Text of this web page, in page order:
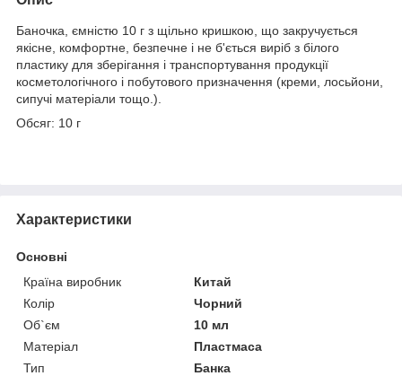
Баночка, ємністю 10 г з щільно кришкою, що закручується
якісне, комфортне, безпечне і не б'ється виріб з білого
пластику для зберігання і транспортування продукції
косметологічного і побутового призначення (креми, лосьйони,
сипучі матеріали тощо.).
Обсяг: 10 г
Характеристики
Основні
Країна виробник
Китай
Колір
Чорний
Об`єм
10 мл
Матеріал
Пластмаса
Тип
Банка